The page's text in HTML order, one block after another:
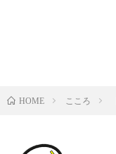
HOME こころ